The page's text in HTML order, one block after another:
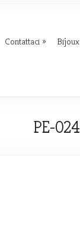
Contattaci Bijoux
PE-024